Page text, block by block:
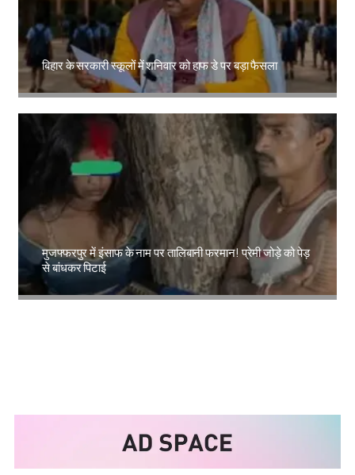
बिहार के सरकारी स्कूलों में शनिवार को हाफ डे पर बड़ा फैसला
Amit Lekh
मुजफ्फरपुर में इंसाफ के नाम पर तालिबानी फरमान! प्रेमी जोड़े को पेड़
से बांधकर पिटाई
Amit Lekh